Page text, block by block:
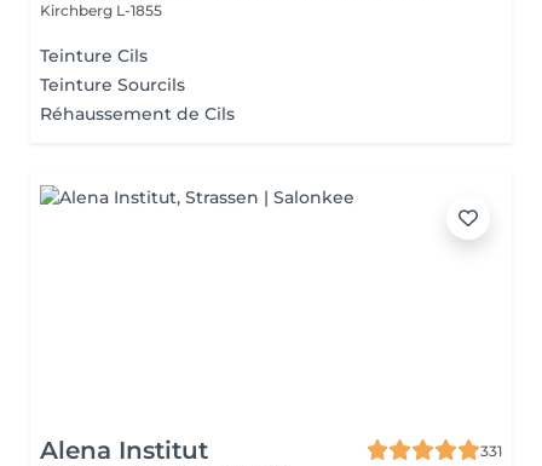
Kirchberg L-1855
Teinture Cils
Teinture Sourcils
Réhaussement de Cils
Alena Institut
331